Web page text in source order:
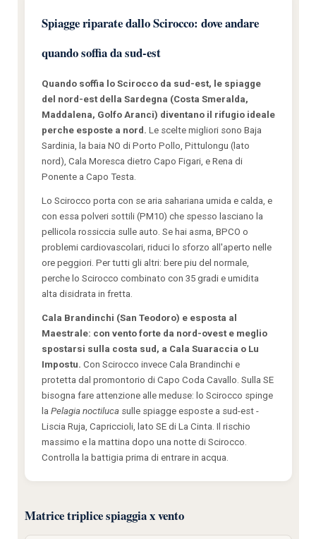
Spiagge riparate dallo Scirocco: dove andare
quando soffia da sud-est
Quando soffia lo Scirocco da sud-est, le spiagge
del nord-est della Sardegna (Costa Smeralda,
Maddalena, Golfo Aranci) diventano il rifugio ideale
perche esposte a nord. Le scelte migliori sono Baja
Sardinia, la baia NO di Porto Pollo, Pittulongu (lato
nord), Cala Moresca dietro Capo Figari, e Rena di
Ponente a Capo Testa.
Lo Scirocco porta con se aria sahariana umida e calda, e
con essa polveri sottili (PM10) che spesso lasciano la
pellicola rossiccia sulle auto. Se hai asma, BPCO o
problemi cardiovascolari, riduci lo sforzo all'aperto nelle
ore peggiori. Per tutti gli altri: bere piu del normale,
perche lo Scirocco combinato con 35 gradi e umidita
alta disidrata in fretta.
Cala Brandinchi (San Teodoro) e esposta al
Maestrale: con vento forte da nord-ovest e meglio
spostarsi sulla costa sud, a Cala Suaraccia o Lu
Impostu. Con Scirocco invece Cala Brandinchi e
protetta dal promontorio di Capo Coda Cavallo. Sulla SE
bisogna fare attenzione alle meduse: lo Scirocco spinge
la Pelagia noctilucasulle spiagge esposte a sud-est -
Liscia Ruja, Capriccioli, lato SE di La Cinta. Il rischio
massimo e la mattina dopo una notte di Scirocco.
Controlla la battigia prima di entrare in acqua.
Matrice triplice spiaggia x vento